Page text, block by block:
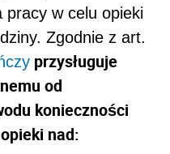
pracy w celu opieki
Zgodnie z art.
przysługuje
od
konieczności
nad: